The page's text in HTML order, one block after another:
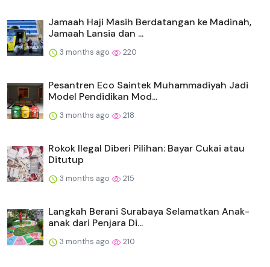
Jamaah Haji Masih Berdatangan ke Madinah,
Jamaah Lansia dan ...
3 months ago 220
Pesantren Eco Saintek Muhammadiyah Jadi
Model Pendidikan Mod...
3 months ago 218
Rokok Ilegal Diberi Pilihan: Bayar Cukai atau
Ditutup
3 months ago 215
Langkah Berani Surabaya Selamatkan Anak-
anak dari Penjara Di...
3 months ago 210